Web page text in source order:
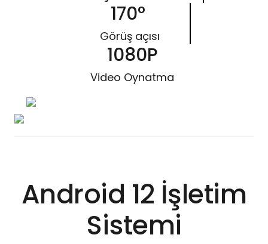
170°
Görüş açısı
1080P
Video Oynatma
Android 12 İşletim
Sistemi